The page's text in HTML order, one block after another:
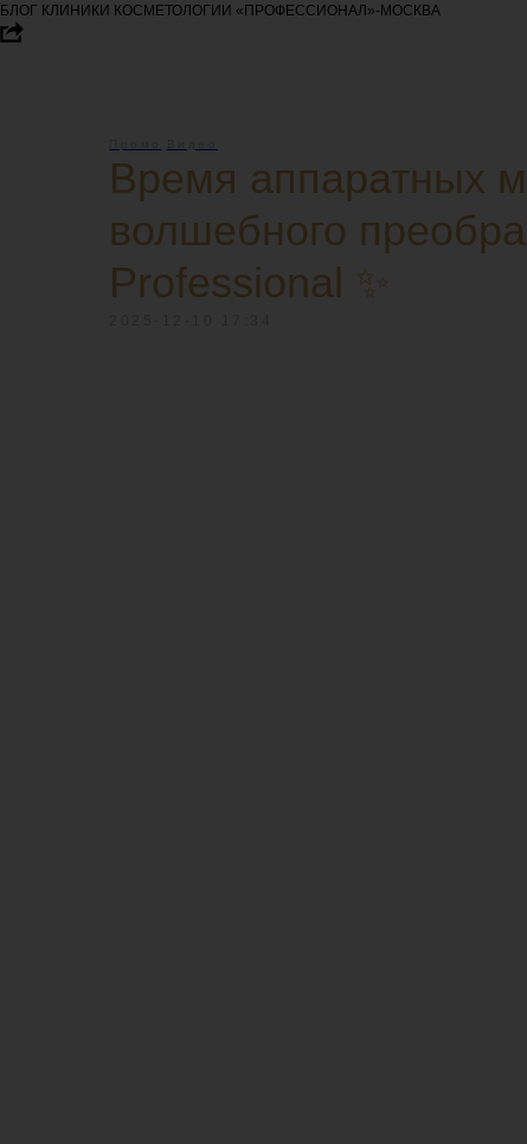
БЛОГ КЛИНИКИ КОСМЕТОЛОГИИ «ПРОФЕССИОНАЛ»-МОСКВА
Время аппаратных
волшебного
Professional ✨